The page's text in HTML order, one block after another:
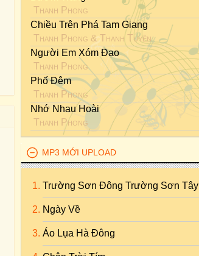
Thanh Phong
Chiều Trên Phá Tam Giang
Thanh Phong & Thanh Tuyền
Người Em Xóm Đạo
Thanh Phong
Phố Đêm
Thanh Phong
Nhớ Nhau Hoài
Thanh Phong
MP3 MỚI UPLOAD
Trường Sơn Đông Trường Sơn Tây
Ngày Về
Áo Lụa Hà Đông